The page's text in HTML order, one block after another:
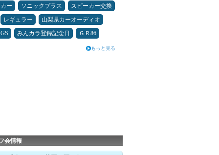
ー
ソニックプラス
スピーカー交換
レギュラー
山梨県カーオーディオ
みんカラ登録記念日 ＧＲ86
もっと見る
会情報